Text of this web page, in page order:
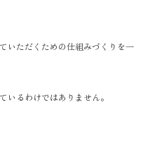
いただくための仕組みづくりを一
いるわけではありません。